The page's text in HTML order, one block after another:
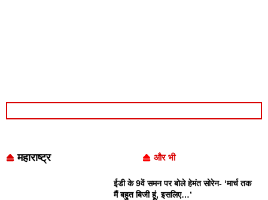
महाराष्ट्र और भी
ईडी के 9वें समन पर बोले हेमंत सोरेन- ‘मार्च तक
मैं बहुत बिजी हूं, इसलिए…’